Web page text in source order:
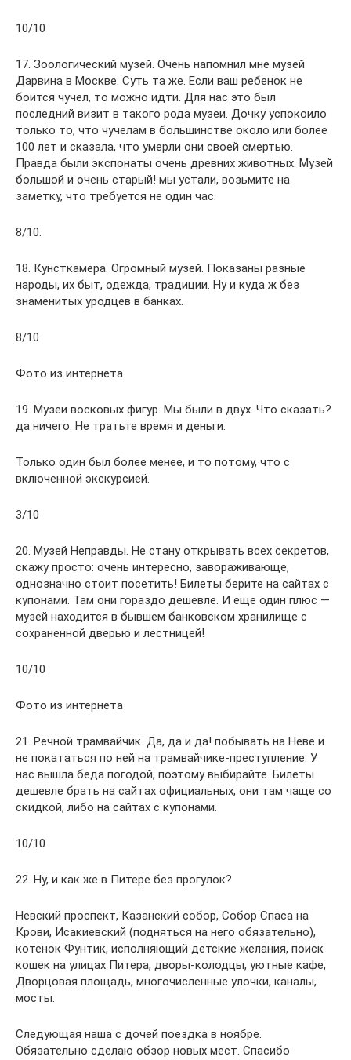
10/10
17. Зоологический музей. Очень напомнил мне музей
Дарвина в Москве. Суть та же. Если ваш ребенок не
боится чучел, то можно идти. Для нас это был
последний визит в такого рода музеи. Дочку успокоило
только то, что чучелам в большинстве около или более
100 лет и сказала, что умерли они своей смертью.
Правда были экспонаты очень древних животных. Музей
большой и очень старый! мы устали, возьмите на
заметку, что требуется не один час.
8/10.
18. Кунсткамера. Огромный музей. Показаны разные
народы, их быт, одежда, традиции. Ну и куда ж без
знаменитых уродцев в банках.
8/10
Фото из интернета
19. Музеи восковых фигур. Мы были в двух. Что сказать?
да ничего. Не тратьте время и деньги.
Только один был более менее, и то потому, что с
включенной экскурсией.
3/10
20. Музей Неправды. Не стану открывать всех секретов,
скажу просто: очень интересно, завораживающе,
однозначно стоит посетить! Билеты берите на сайтах с
купонами. Там они гораздо дешевле. И еще один плюс —
музей находится в бывшем банковском хранилище с
сохраненной дверью и лестницей!
10/10
Фото из интернета
21. Речной трамвайчик. Да, да и да! побывать на Неве и
не покататься по ней на трамвайчике-преступление. У
нас вышла беда погодой, поэтому выбирайте. Билеты
дешевле брать на сайтах официальных, они там чаще со
скидкой, либо на сайтах с купонами.
10/10
22. Ну, и как же в Питере без прогулок?
Невский проспект, Казанский собор, Собор Спаса на
Крови, Исакиевский (подняться на него обязательно),
котенок Фунтик, исполняющий детские желания, поиск
кошек на улицах Питера, дворы-колодцы, уютные кафе,
Дворцовая площадь, многочисленные улочки, каналы,
мосты.
Следующая наша с дочей поездка в ноябре.
Обязательно сделаю обзор новых мест. Спасибо